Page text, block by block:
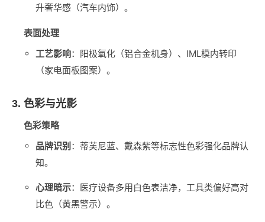
升奢华感（汽车内饰）。
表面处理
工艺影响‌：阳极氧化（铝合金机身）、IML模内转印
（家电面板图案）。
3. 色彩与光影
色彩策略
品牌识别 ‌：蒂芙尼蓝、戴森紫等标志性色彩强化品牌认
知。
心理暗示‌：医疗设备多用白色表洁净，工具类偏好高对
比色（黄黑警示）。